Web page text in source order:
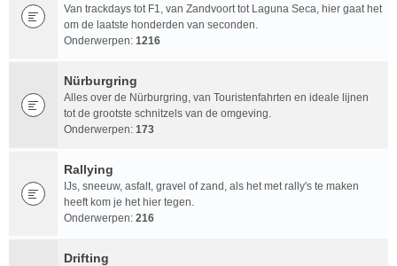
Van trackdays tot F1, van Zandvoort tot Laguna Seca, hier gaat het
om de laatste honderden van seconden.
Onderwerpen: 1216
Nürburgring
Alles over de Nürburgring, van Touristenfahrten en ideale lijnen
tot de grootste schnitzels van de omgeving.
Onderwerpen: 173
Rallying
IJs, sneeuw, asfalt, gravel of zand, als het met rally's te maken
heeft kom je het hier tegen.
Onderwerpen: 216
Drifting